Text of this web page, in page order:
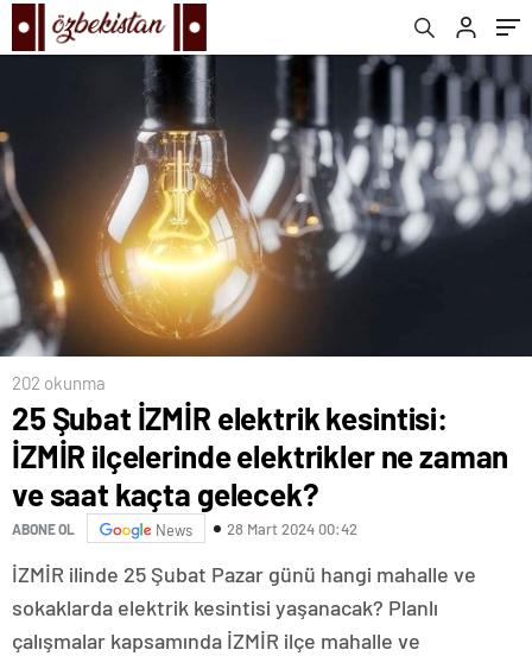
kaçta gelecek?
202 okunma
25 Şubat İZMİR elektrik kesintisi:
İZMİR ilçelerinde elektrikler ne zaman
ve saat kaçta gelecek?
ABONE OL News 28 Mart 2024 00:42
İZMİR ilinde 25 Şubat Pazar günü hangi mahalle ve
sokaklarda elektrik kesintisi yaşanacak? Planlı
çalışmalar kapsamında İZMİR ilçe mahalle ve